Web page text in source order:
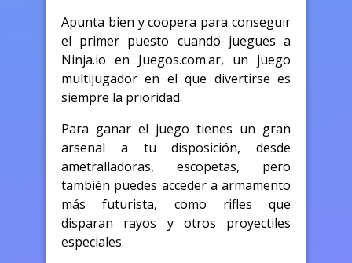
Apunta bien y coopera para conseguir
el primer puesto cuando juegues a
Ninja.io en Juegos.com.ar, un juego
multijugador en el que divertirse es
siempre la prioridad.
Para ganar el juego tienes un gran
arsenal a tu disposición, desde
ametralladoras, escopetas, pero
también puedes acceder a armamento
más futurista, como rifles que
disparan rayos y otros proyectiles
especiales.